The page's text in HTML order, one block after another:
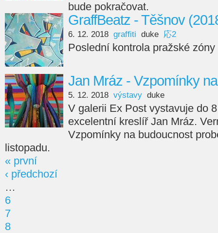
bude pokračovat.
GraffBeatz - Těšnov
6. 12. 2018 graffiti duke 応2
Poslední kontrola pražské
Jan Mráz - Vzpomínky
5. 12. 2018 výstavy duke
V galerii Ex Post vystavuje do
excelentní kreslíř Jan Mráz.
Vzpomínky na budoucnost
listopadu.
« první
‹ předchozí
…
6
7
8